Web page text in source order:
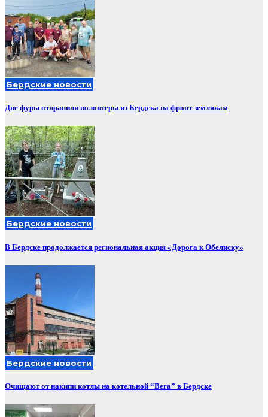
Бердские новости
Две фуры отправили волонтеры из Бердска на фронт землякам
Бердские новости
В Бердске продолжается региональная акция «Дорога к Обелиску»
Бердские новости
Очищают от накипи котлы на котельной “Вега” в Бердске